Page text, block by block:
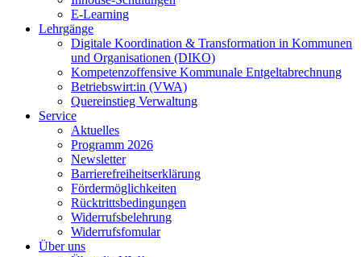
E-Learning
Lehrgänge
Digitale Koordination & Transformation in Kommunen
und Organisationen (DIKO)
Kompetenzoffensive Kommunale Entgeltabrechnung
Betriebswirt:in (VWA)
Quereinstieg Verwaltung
Service
Aktuelles
Programm 2026
Newsletter
Barrierefreiheitserklärung
Fördermöglichkeiten
Rücktrittsbedingungen
Widerrufsbelehrung
Widerrufsfomular
Über uns